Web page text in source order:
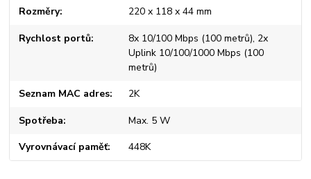
Rozměry 220 x 118 x 44 mm
Rychlost portů
8x 10/100 Mbps (100 metrů), 2x
Uplink 10/100/1000 Mbps (100
metrů)
Seznam MAC adres 2K
Spotřeba Max. 5 W
Vyrovnávací paměť 448K